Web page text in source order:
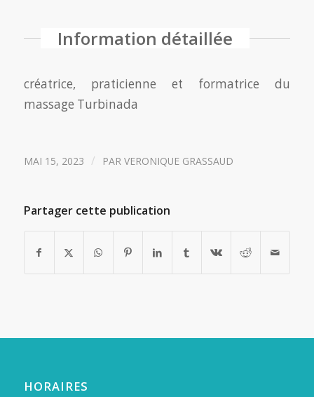
Information détaillée
créatrice, praticienne et formatrice du
massage Turbinada
MAI 15, 2023 / PAR VERONIQUE GRASSAUD
Partager cette publication
HORAIRES